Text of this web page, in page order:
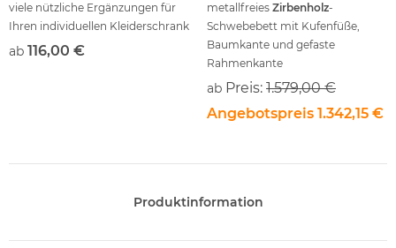
viele nützliche Ergänzungen für
Ihren individuellen Kleiderschrank
ab 116,00 €
metallfreies Zirbenholz-
Schwebebett mit Kufenfüße,
Baumkante und gefaste
Rahmenkante
ab Preis: 1.579,00 €
Angebotspreis 1.342,15 €
Produktinformation